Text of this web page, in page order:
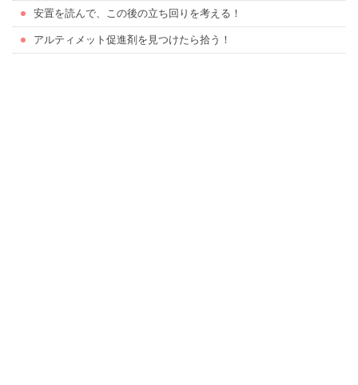
安置を読んで、この後の立ち回りを考える！
アルティメット促進剤を見つけたら拾う！